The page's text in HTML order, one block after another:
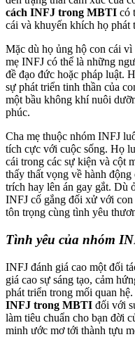
cách INFJ trong MBTI có
cái và khuyến khích họ phát
Mặc dù họ ủng hộ con cái
mẹ INFJ có thể là những
đề đạo đức hoặc pháp luật.
sự phát triển tinh thần của
một bầu không khí nuôi
phúc.
Cha mẹ thuộc nhóm INFJ
tích cực với cuộc sống. Họ
cái trong các sự kiện và cột
thấy thất vọng về hành
trích hay lên án gay gắt. Dù
INFJ cố gắng đối xử với con
tôn trọng cùng tình yêu
Tình yêu của nhóm
INFJ đánh giá cao một đối
giá cao sự sáng tạo, cảm
phát triển trong mối quan
INFJ trong MBTI đối với
làm tiêu chuẩn cho bạn đời
minh ước mơ tới thành tựu